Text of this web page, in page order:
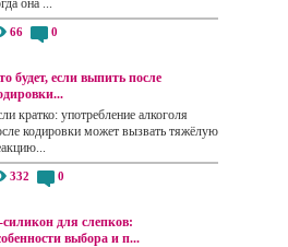
она ...
66 0
будет, если выпить после
кратко: употребление алкоголя
кодировки может вызвать тяжёлую
332 0
для слепков:
выбора и п...